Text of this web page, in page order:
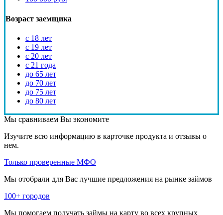
Возраст заемщика
с 18 лет
с 19 лет
с 20 лет
с 21 года
до 65 лет
до 70 лет
до 75 лет
до 80 лет
Мы сравниваем Вы экономите
Изучите всю информацию в карточке продукта и отзывы о
нем.
Только проверенные МФО
Мы отобрали для Вас лучшие предложения на рынке займов
100+ городов
Мы помогаем получать займы на карту во всех крупных